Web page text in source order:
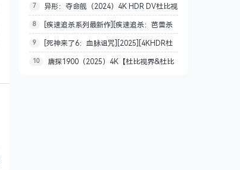
驯龙高手】驯龙高手系列最新作品 英语 外挂中
英文字幕 4K WEB-DL 共21.9GB
7 异形：夺命舰（2024）4K HDR DV杜比视
界【国英双语音轨.公映国配】【内封简繁英双
语.国配简繁特效四字幕】【23.1G】 杜比全景
声
8 [疾速追杀系列最新作][疾速追杀：芭蕾杀
姬][4KHDR][5.1声道杜比全景声][中文字幕]
[13.4G]
9 [死神来了6：血脉诅咒][2025][4KHDR杜
比视界][中文字幕][19G]
10 唐探1900（2025）4K【杜比视界&杜比